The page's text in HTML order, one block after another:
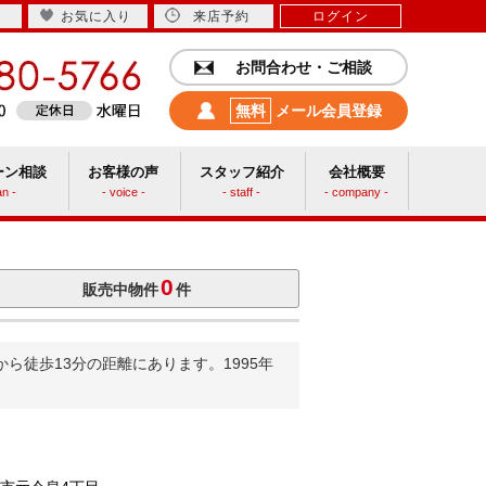
お気に入り 来店予約 ログイン
お問合わせ・ご相談
無料 メール会員登録
ン相談
-
お客様の声
- voice -
スタッフ紹介
- staff -
会社概要
- company -
販売中物件0件
ら徒歩13分の距離にあります。1995年